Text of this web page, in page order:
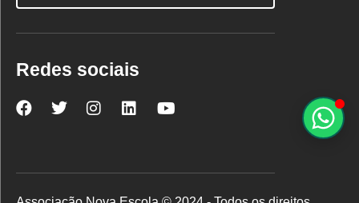
Redes sociais
Nova
Facebook
Nova
Twitter
Nova
Instagram
Nova
LinkedInYouTube